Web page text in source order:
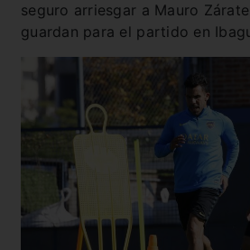
seguro arriesgar a Mauro
guardan para el partido en